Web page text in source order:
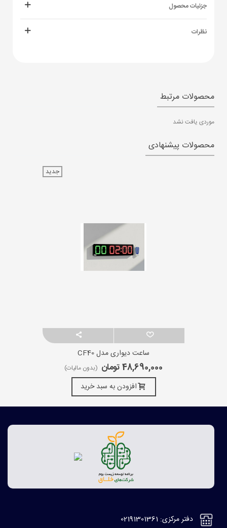
جزئیات محصول
نظرات
محصولات مرتبط
موردی یافت نشد
محصولات پیشنهادی
جدید
ساعت دیواری مدل CF40
48,690,000 تومان (بدون مالیات)
افزودن به سبد خرید
دفتر مرکزی: 02191301361